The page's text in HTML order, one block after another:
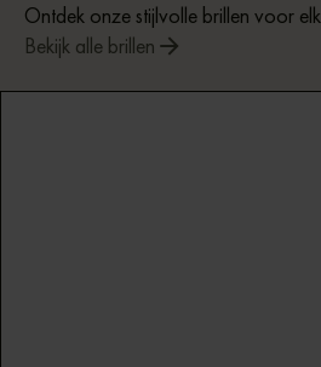
Ontdek onze stijlvolle brillen voor
Bekijk alle brillen